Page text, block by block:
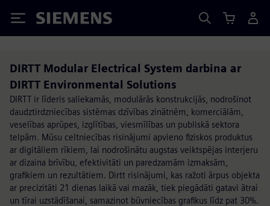
Siemens
DIRTT Modular Electrical System darbina ar
DIRTT Environmental Solutions
DIRTT ir līderis saliekamās, modulārās konstrukcijās, nodrošinot
daudztirdzniecības sistēmas dzīvības zinātnēm, komerciālām,
veselības aprūpes, izglītības, viesmīlības un publiskā sektora
telpām. Mūsu celtniecības risinājumi apvieno fiziskos produktus
ar digitāliem rīkiem, lai nodrošinātu augstas veiktspējas interjeru
ar dizaina brīvību, efektivitāti un paredzamām izmaksām,
grafikiem un rezultātiem. Dirtt risinājumi, kas ražoti ārpus objekta
ar precizitāti 21 dienas laikā vai mazāk, tiek piegādāti gatavi ātrai
un tīrai uzstādīšanai, samazinot būvniecības grafikus līdz pat 30%.